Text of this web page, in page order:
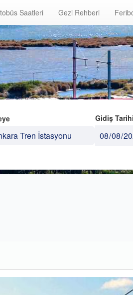
Saatleri Gezi Rehberi
Gidiş Tarihi